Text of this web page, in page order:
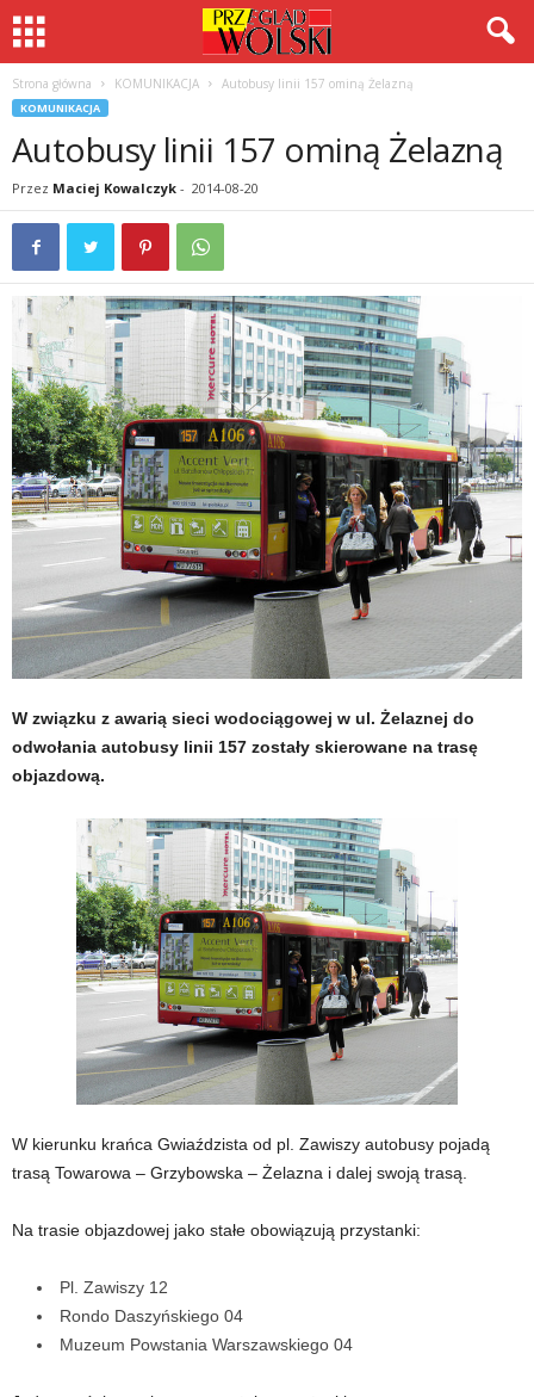
Strona główna KOMUNIKACJA Autobusy linii 157 ominą Żelazną
KOMUNIKACJA
Autobusy linii 157 ominą Żelazną
Przez Maciej Kowalczyk - 2014-08-20
W związku z awarią sieci wodociągowej w ul. Żelaznej do
odwołania autobusy linii 157 zostały skierowane na trasę
objazdową.
W kierunku krańca Gwiaździsta od pl. Zawiszy autobusy pojadą
trasą Towarowa – Grzybowska – Żelazna i dalej swoją trasą.
Na trasie objazdowej jako stałe obowiązują przystanki:
Pl. Zawiszy 12
Rondo Daszyńskiego 04
Muzeum Powstania Warszawskiego 04